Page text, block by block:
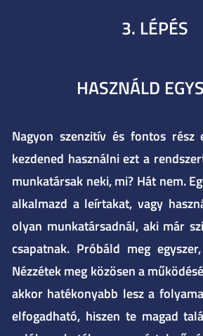
3. LÉPÉS
HASZNÁLD
Nagyon szenzitív és fontos rész
kezdened használni ezt a
munkatársak neki, mi? Hát nem.
alkalmazd a leírtakat, vagy
olyan munkatársadnál, aki már
csapatnak. Próbáld meg
Nézzétek meg közösen a
akkor hatékonyabb lesz a
elfogadható, hiszen te magad